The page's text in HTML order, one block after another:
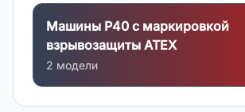
Машины P40 с маркировкой
взрывозащиты АТЕХ
2 модели